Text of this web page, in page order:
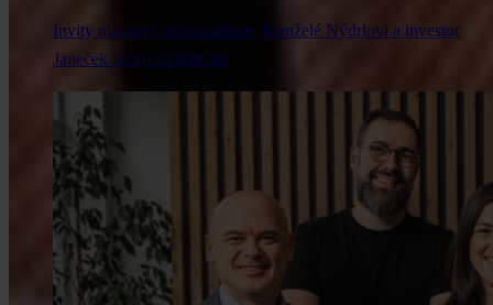
Invity má nové spolumajitele. Manželé Nýdrlovi a investor
Janeček sázejí na Bitcoin